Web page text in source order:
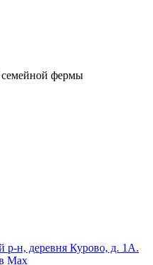
фермы
р-н, деревня Курово, д. 1А.
Max